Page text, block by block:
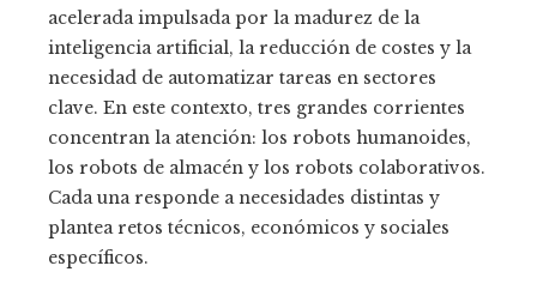
acelerada impulsada por la madurez de la
inteligencia artificial, la reducción de costes y la
necesidad de automatizar tareas en sectores
clave. En este contexto, tres grandes corrientes
concentran la atención: los robots humanoides,
los robots de almacén y los robots colaborativos.
Cada una responde a necesidades distintas y
plantea retos técnicos, económicos y sociales
específicos.